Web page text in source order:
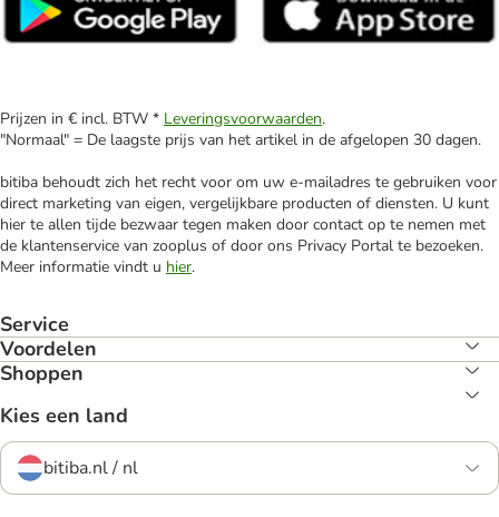
Prijzen in € incl. BTW * Leveringsvoorwaarden.
"Normaal" = De laagste prijs van het artikel in de afgelopen 30 dagen.
bitiba behoudt zich het recht voor om uw e-mailadres te gebruiken voor
direct marketing van eigen, vergelijkbare producten of diensten. U kunt
hier te allen tijde bezwaar tegen maken door contact op te nemen met
de klantenservice van zooplus of door ons Privacy Portal te bezoeken.
Meer informatie vindt u hier.
Service
Voordelen
Shoppen
Kies een land
bitiba.nl / nl